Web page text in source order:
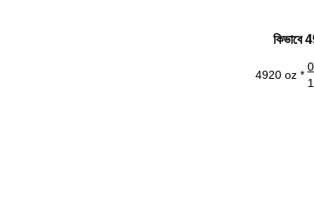
কিভাবে
4920 oz *